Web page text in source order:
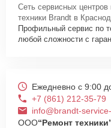
Сеть сервисных центров
техники Brandt в
Профильный сервис по
любой сложности с
Ежедневно с 9:00
+7 (861) 212-35-79
info@brandt-
ООО“Ремонт